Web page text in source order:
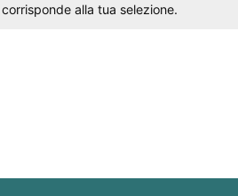
alla tua selezione.